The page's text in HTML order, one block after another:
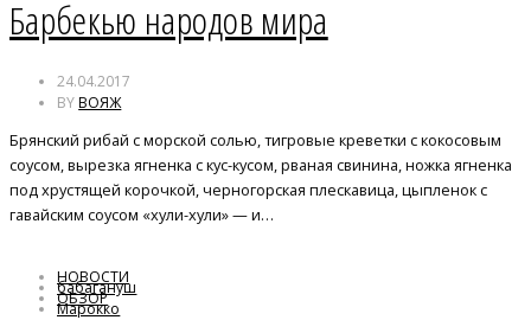
Барбекью народов мира
24.04.2017
BYВОЯЖ
Брянский рибай с морской солью, тигровые креветки с кокосовым
соусом, вырезка ягненка с кус-кусом, рваная свинина, ножка ягненка
под хрустящей корочкой, черногорская плескавица, цыпленок с
гавайским соусом «хули-хули» — и…
НОВОСТИ
ОБЗОР
бабагануш
Марокко